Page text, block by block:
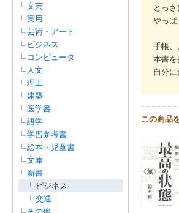
文芸
実用
芸術・アート
ビジネス
コンピュータ
人文
理工
建築
医学書
語学
学習参考書
絵本・児童書
文庫
新書
ビジネス
交通
とっ
やっぱ
手帳、
本書を
自分に
この商品